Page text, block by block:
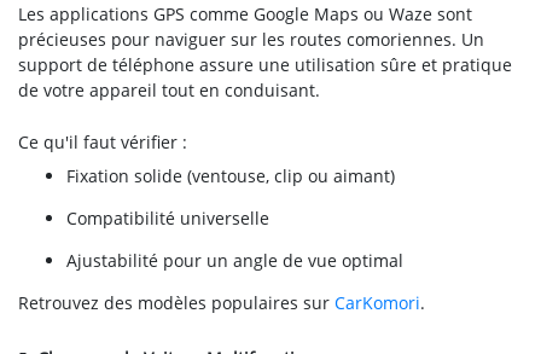
Les applications GPS comme Google Maps ou Waze sont
précieuses pour naviguer sur les routes comoriennes. Un
support de téléphone assure une utilisation sûre et pratique
de votre appareil tout en conduisant.
Ce qu'il faut vérifier :
Fixation solide (ventouse, clip ou aimant)
Compatibilité universelle
Ajustabilité pour un angle de vue optimal
Retrouvez des modèles populaires sur CarKomori.